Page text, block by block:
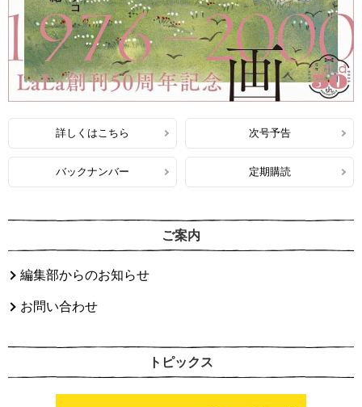
詳しくはこちら 次号予告
バックナンバー 定期購読
ご案内
編集部からのお知らせ
お問い合わせ
トピックス